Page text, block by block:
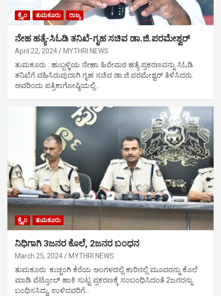
ಕ್ರೈಂ ತುಮಕೂರು ರಾಜ್ಯ
ನೇಹ ಹತ್ಯೆ-ಸಿಓಡಿ ತನಿಖೆ-ಗೃಹ ಸಚಿವ ಡಾ.ಜಿ.ಪರಮೇಶ್ವರ್
April 22, 2024 MYTHRI NEWS
ತುಮಕೂರು : ಹುಬ್ಬಳ್ಳಿಯ ನೇಹಾ ಹಿರೇಮಠ ಹತ್ಯೆ ಪ್ರಕರಣವನ್ನು ಸಿಓಡಿ
ತನಿಖೆಗೆ ವಹಿಸಿರುವುದಾಗಿ ಗೃಹ ಸಚಿವ ಡಾ.ಜಿ.ಪರಮೇಶ್ವರ್ ತಿಳಿಸಿದರು.
ಅವರಿಂದು ಪತ್ರಿಕಾಗೋಷ್ಠಿಯಲ್ಲಿ…
ಕ್ರೈಂ ತುಮಕೂರು
ನಿಧಿಗಾಗಿ 3ಜನರ ಕೊಲೆ, 2ಜನರ ಬಂಧನ
March 25, 2024 MYTHRI NEWS
ತುಮಕೂರು: ಕುಚ್ಚಂಗಿ ಕೆರೆಯ ಅಂಗಳದಲ್ಲಿ ಕಾರಿನಲ್ಲಿ ಮೂವರನ್ನು ಕೊಲೆ
ಮಾಡಿ ಪೆಟ್ರೋಲ್ ಹಾಕಿ ಸುಟ್ಟ ಪ್ರಕರಣಕ್ಕೆ ಸಂಬಂಧಿಸಿದಂತೆ 2ಜನರನ್ನು
ಬಂಧಿಸಸಿದ್ದು, ಉಳಿದವರಿಗೆ…